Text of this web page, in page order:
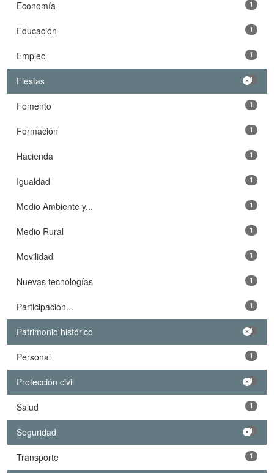
Economía 1
Educación 1
Empleo 1
Fiestas 1
Fomento 1
Formación 1
Hacienda 1
Igualdad 1
Medio Ambiente y... 1
Medio Rural 1
Movilidad 1
Nuevas tecnologías 1
Participación... 1
Patrimonio histórico 1
Personal 1
Protección civil 1
Salud 1
Seguridad 1
Transporte 1